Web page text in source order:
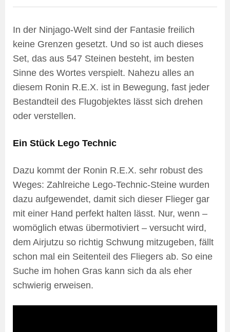
In der Ninjago-Welt sind der Fantasie freilich
keine Grenzen gesetzt. Und so ist auch dieses
Set, das aus 547 Steinen besteht, im besten
Sinne des Wortes verspielt. Nahezu alles an
diesem Ronin R.E.X. ist in Bewegung, fast jeder
Bestandteil des Flugobjektes lässt sich drehen
oder verstellen.
Ein Stück Lego Technic
Dazu kommt der Ronin R.E.X. sehr robust des
Weges: Zahlreiche Lego-Technic-Steine wurden
dazu aufgewendet, damit sich dieser Flieger gar
mit einer Hand perfekt halten lässt. Nur, wenn –
womöglich etwas übermotiviert – versucht wird,
dem Airjutzu so richtig Schwung mitzugeben, fällt
schon mal ein Seitenteil des Fliegers ab. So eine
Suche im hohen Gras kann sich da als eher
schwierig erweisen.